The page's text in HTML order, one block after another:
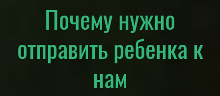
Почему нужно
отправить ребенка к
нам